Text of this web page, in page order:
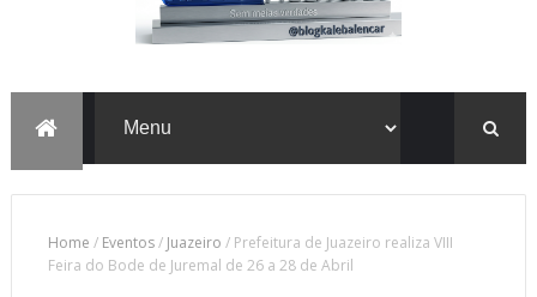
Home / Eventos/ Juazeiro / Prefeitura de Juazeiro realiza VIII
Feira do Bode de Juremal de 26 a 28 de Abril